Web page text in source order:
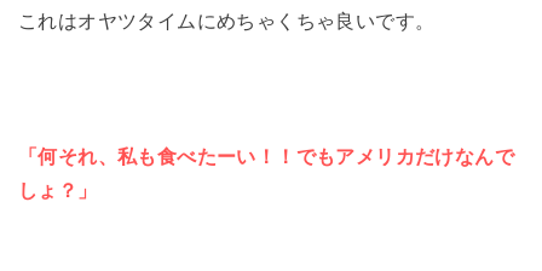
これはオヤツタイムにめちゃくちゃ良いです。
「何それ、私も食べたーい！！でもアメリカだけなんで
しょ？」